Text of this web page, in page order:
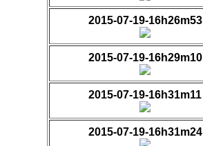
2015-07-19-16h26m53
2015-07-19-16h29m10
2015-07-19-16h31m11
2015-07-19-16h31m24